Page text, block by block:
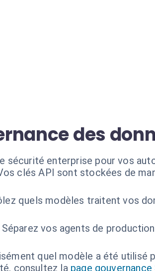
des
sécurité enterprise pour vos
clés API sont stockées de
quels modèles traitent vos
Séparez vos agents de
quel modèle a été utilisé
consultez la page